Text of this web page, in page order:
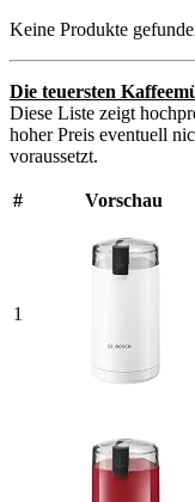
Keine Produkte
Die teuersten
Diese Liste zeigt
hoher Preis eventuell
voraussetzt.
# Vorschau
1